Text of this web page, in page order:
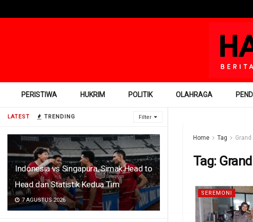
LATEST TRENDING Filter
Indonesia vs Singapura, Simak Head to
Head dan Statistik Kedua Tim
7 AGUSTUS 2026
PERISTIWA HUKRIM POLITIK OLAHRAGA
Home Tag
Tag:
SEREMONI